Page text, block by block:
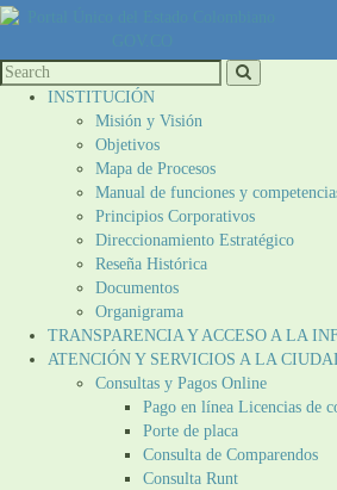
INSTITUCIÓN
Misión y Visión
Objetivos
Mapa de Procesos
Manual de funciones y
Principios Corporativos
Direccionamiento Estratégico
Reseña Histórica
Documentos
Organigrama
TRANSPARENCIA Y ACCESO A LA
ATENCIÓN Y SERVICIOS A LA
Consultas y Pagos Online
Pago en línea Licencias de
Porte de placa
Consulta de Comparendos
Consulta Runt